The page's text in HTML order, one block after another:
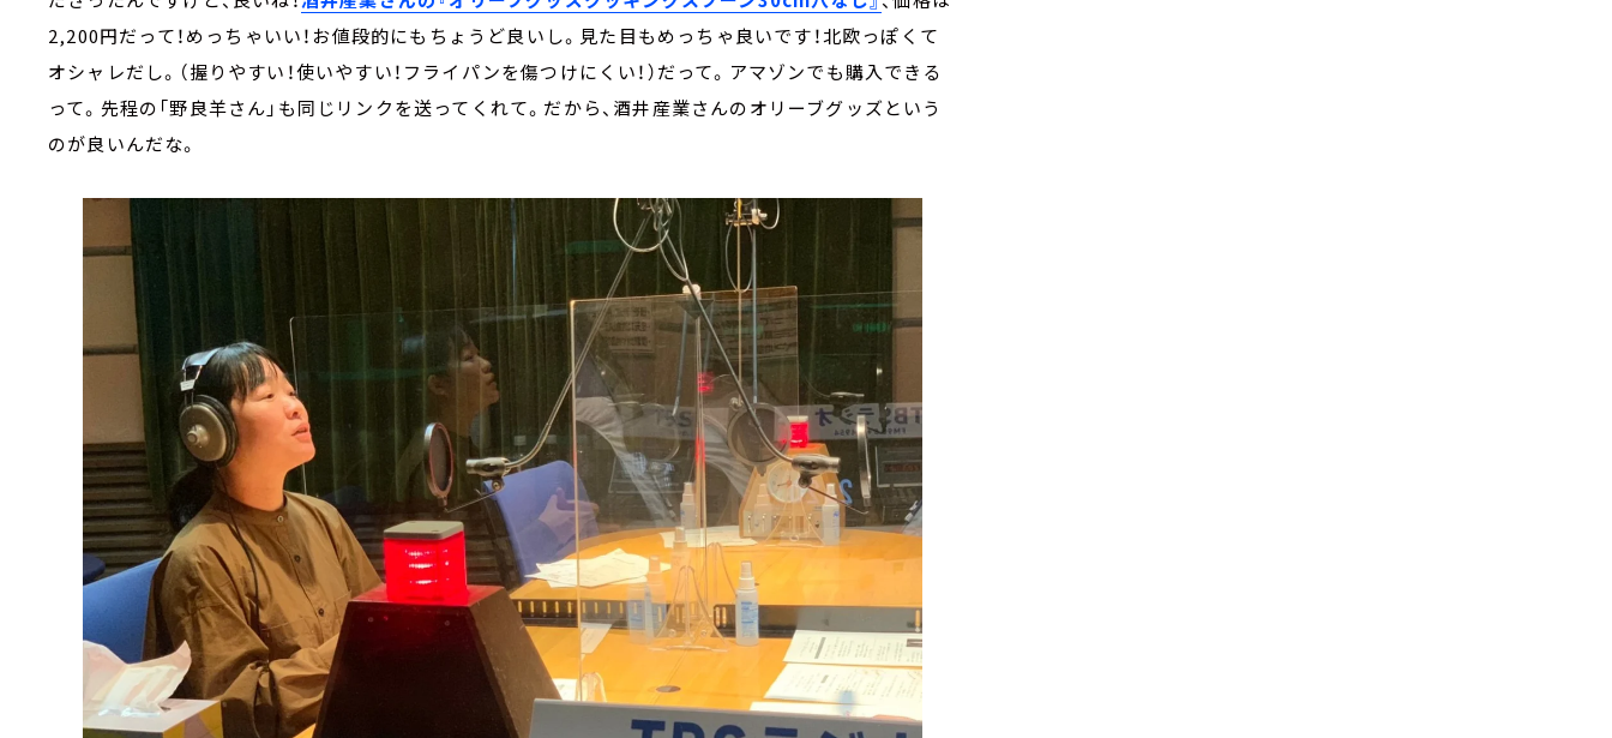
2,200円だって！めっちゃいい！お値段的にもちょうど良いし。見た目もめっちゃ良いです！北欧っぽくて
オシャレだし。（握りやすい！使いやすい！フライパンを傷つけにくい！）だって。アマゾンでも購入できる
って。先程の「野良羊さん」も同じリンクを送ってくれて。だから、酒井産業さんのオリーブグッズという
のが良いんだな。